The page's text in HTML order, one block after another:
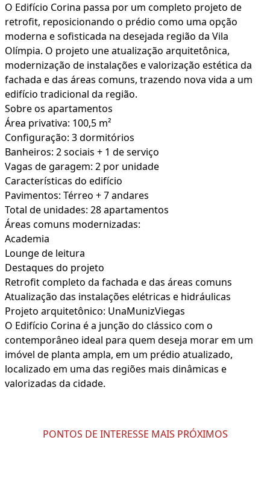
O Edifício Corina passa por um completo projeto de
retrofit, reposicionando o prédio como uma opção
moderna e sofisticada na desejada região da Vila
Olímpia. O projeto une atualização arquitetônica,
modernização de instalações e valorização estética da
fachada e das áreas comuns, trazendo nova vida a um
edifício tradicional da região.
Sobre os apartamentos
Área privativa: 100,5 m²
Configuração: 3 dormitórios
Banheiros: 2 sociais + 1 de serviço
Vagas de garagem: 2 por unidade
Características do edifício
Pavimentos: Térreo + 7 andares
Total de unidades: 28 apartamentos
Áreas comuns modernizadas:
Academia
Lounge de leitura
Destaques do projeto
Retrofit completo da fachada e das áreas comuns
Atualização das instalações elétricas e hidráulicas
Projeto arquitetônico: UnaMunizViegas
O Edifício Corina é a junção do clássico com o
contemporâneo ideal para quem deseja morar em um
imóvel de planta ampla, em um prédio atualizado,
localizado em uma das regiões mais dinâmicas e
valorizadas da cidade.
PONTOS DE INTERESSE MAIS PRÓXIMOS